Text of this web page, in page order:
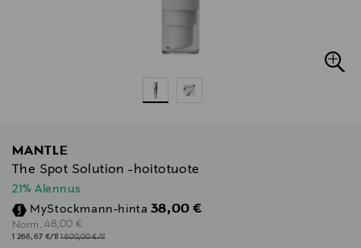
MANTLE
The Spot Solution -hoitotuote
21% Alennus
MyStockmann-hinta Discounted Price
38,00 €
Norm. Original Price
48,00 €
1 266,67 €/1l 1 600,00 €/1l